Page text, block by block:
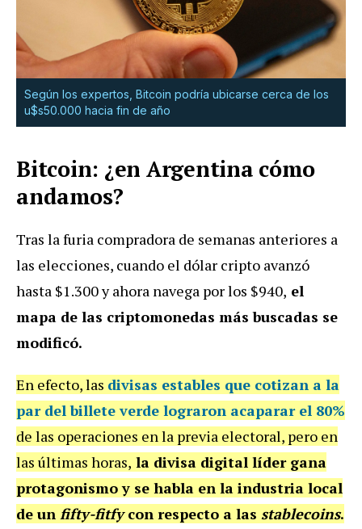
Según los expertos, Bitcoin podría ubicarse cerca de los
u$s50.000 hacia fin de año
Bitcoin: ¿en Argentina cómo
andamos?
Tras la furia compradora de semanas anteriores a
las elecciones, cuando el dólar cripto avanzó
hasta $1.300 y ahora navega por los $940, el
mapa de las criptomonedas más buscadas se
modificó.
En efecto, las divisas estables que cotizan a la
par del billete verde lograron acaparar el 80%
de las operaciones en la previa electoral, pero en
las últimas horas, la divisa digital líder gana
protagonismo y se habla en la industria local
de un fifty-fitfycon respecto a las stablecoins.